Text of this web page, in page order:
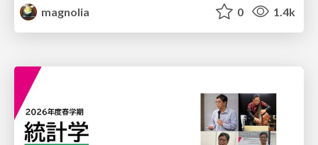
magnolia
0 1.4k